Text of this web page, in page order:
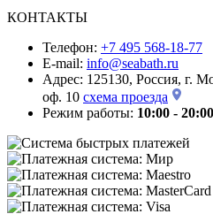
КОНТАКТЫ
Телефон: +7 495 568-18-77
E-mail: info@seabath.ru
Адрес: 125130, Россия, г.
оф. 10 схема проезда
Режим работы: 10:00 - 20:00